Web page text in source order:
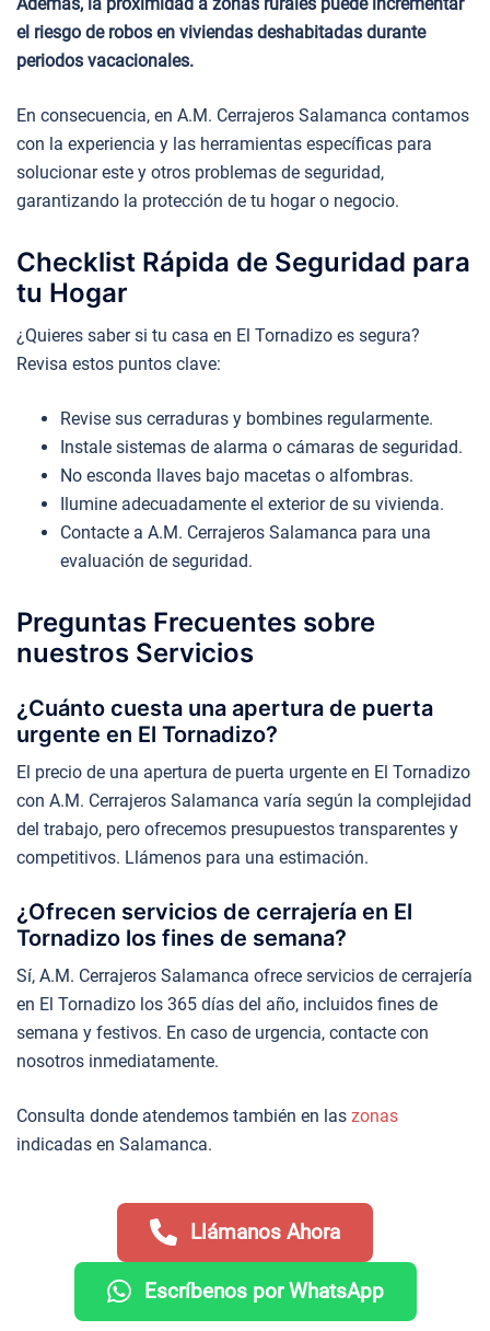
el riesgo de robos en viviendas deshabitadas durante
periodos vacacionales.
En consecuencia, en A.M. Cerrajeros Salamanca contamos
con la experiencia y las herramientas específicas para
solucionar este y otros problemas de seguridad,
garantizando la protección de tu hogar o negocio.
Checklist Rápida de Seguridad para
tu Hogar
¿Quieres saber si tu casa en El Tornadizo es segura?
Revisa estos puntos clave:
Revise sus cerraduras y bombines regularmente.
Instale sistemas de alarma o cámaras de seguridad.
No esconda llaves bajo macetas o alfombras.
Ilumine adecuadamente el exterior de su vivienda.
Contacte a A.M. Cerrajeros Salamanca para una
evaluación de seguridad.
Preguntas Frecuentes sobre
nuestros Servicios
¿Cuánto cuesta una apertura de puerta
urgente en El Tornadizo?
El precio de una apertura de puerta urgente en El Tornadizo
con A.M. Cerrajeros Salamanca varía según la complejidad
del trabajo, pero ofrecemos presupuestos transparentes y
competitivos. Llámenos para una estimación.
¿Ofrecen servicios de cerrajería en El
Tornadizo los fines de semana?
Sí, A.M. Cerrajeros Salamanca ofrece servicios de cerrajería
en El Tornadizo los 365 días del año, incluidos fines de
semana y festivos. En caso de urgencia, contacte con
nosotros inmediatamente.
Consulta donde atendemos también en las zonas
indicadas en Salamanca.
Llámanos Ahora
Escríbenos por WhatsApp